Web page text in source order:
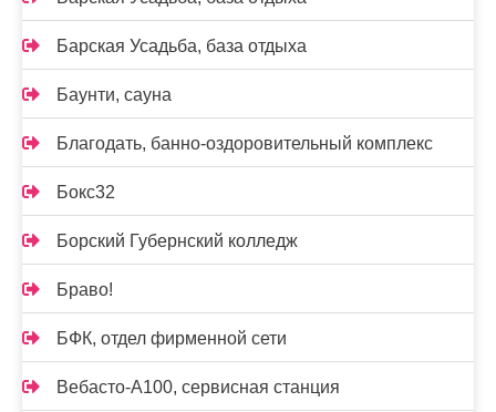
Барская Усадьба, база отдыха
Баунти, сауна
Благодать, банно-оздоровительный комплекс
Бокс32
Борский Губернский колледж
Браво!
БФК, отдел фирменной сети
Вебасто-А100, сервисная станция